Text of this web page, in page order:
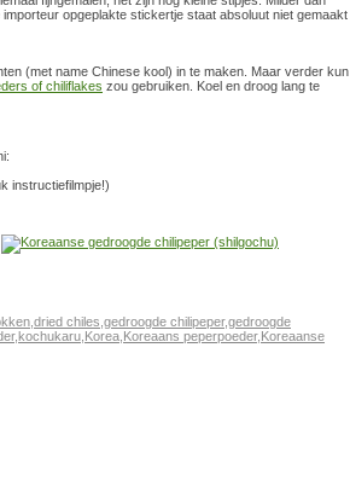
opgeplakte stickertje staat absoluut niet gemaakt
(met name Chinese kool) in te maken. Maar verder kun
of chiliflakes zou gebruiken. Koel en droog lang te
instructiefilmpje!)
dried chiles gedroogde chilipeper,gedroogde
,kochukaru Korea Koreaans peperpoeder, Koreaanse